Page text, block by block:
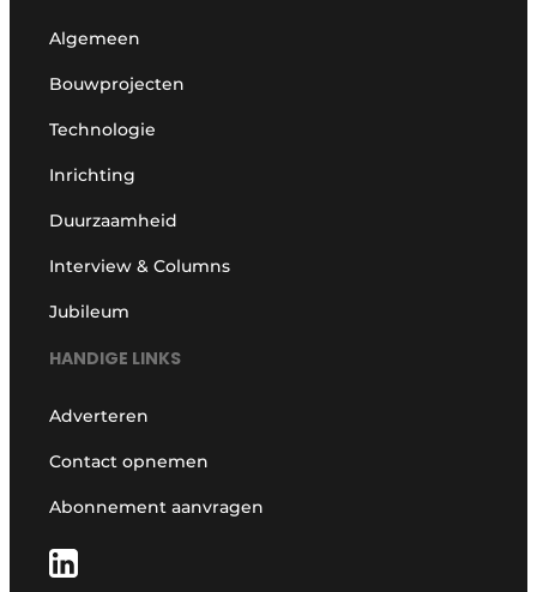
Algemeen
Bouwprojecten
Technologie
Inrichting
Duurzaamheid
Interview & Columns
Jubileum
HANDIGE LINKS
Adverteren
Contact opnemen
Abonnement aanvragen